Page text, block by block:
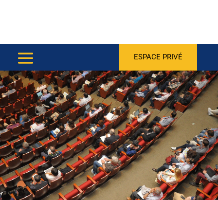
ESPACE PRIVÉ